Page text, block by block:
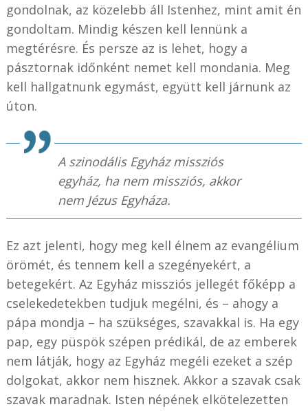
gondolnak, az közelebb áll Istenhez, mint amit én
gondoltam. Mindig készen kell lennünk a
megtérésre. És persze az is lehet, hogy a
pásztornak időnként nemet kell mondania. Meg
kell hallgatnunk egymást, együtt kell járnunk az
úton.
A szinodális Egyház missziós
egyház, ha nem missziós, akkor
nem Jézus Egyháza.
Ez azt jelenti, hogy meg kell élnem az evangélium
örömét, és tennem kell a szegényekért, a
betegekért. Az Egyház missziós jellegét főképp a
cselekedetekben tudjuk megélni, és – ahogy a
pápa mondja – ha szükséges, szavakkal is. Ha egy
pap, egy püspök szépen prédikál, de az emberek
nem látják, hogy az Egyház megéli ezeket a szép
dolgokat, akkor nem hisznek. Akkor a szavak csak
szavak maradnak. Isten népének elkötelezetten